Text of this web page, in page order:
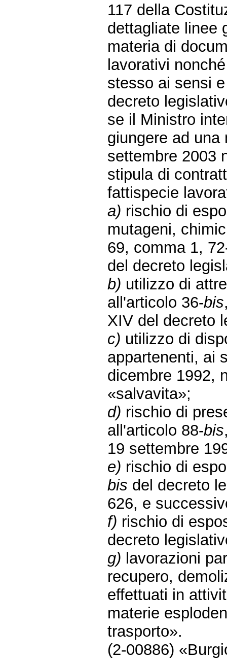
117 della
dettagliate linee
materia di
lavorativi
stesso ai sensi
decreto
se il Ministro
giungere ad
settembre 2003
stipula di
fattispecie
a) rischio di
mutageni,
69, comma 1,
del decreto
b) utilizzo di
all'articolo 36-bis
XIV del decreto
c) utilizzo di
appartenenti, ai
dicembre 1992,
«salvavita»;
d) rischio di
all'articolo 88-bis
19 settembre
e) rischio di
bis del decreto
626, e
f) rischio di
decreto
g) lavorazioni
recupero,
effettuati in
materie
trasporto».
(2-00886)